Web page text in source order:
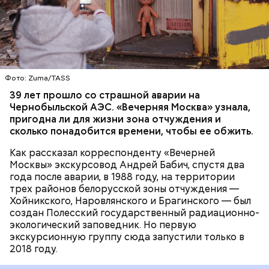
Фото: Zuma/TASS
39 лет прошло со страшной аварии на
Чернобыльской АЭС. «Вечерняя Москва» узнала,
пригодна ли для жизни зона отчуждения и
сколько понадобится времени, чтобы ее обжить.
Как рассказал корреспонденту «Вечерней
Москвы» экскурсовод Андрей Бабич, спустя два
года после аварии, в 1988 году, на территории
трех районов белорусской зоны отчуждения —
Хойникского, Наровлянского и Брагинского — был
создан Полесский государственный радиационно-
экологический заповедник. Но первую
экскурсионную группу сюда запустили только в
2018 году.
примерно 30 километров. Включает она несколько
районов Гомельской области. Понятное дело, что
территория под защитой, здесь строгий
пропускной режим и круглосуточное наблюдение,
— отметил Бабич.
БЕЛАРУСЬ ЧЕРНОБЫЛЬ
Каждый год — в зависимости от того, какие
события происходят в мире, — ученые,
нобелевские лауреаты и специалисты по ядерной
безопасности из экспертного совета «Бюллетеня
ученых-атомщиков» принимают решение о
Часы Судного дня — прибыльный
проект